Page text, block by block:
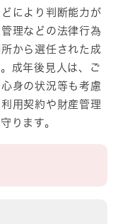
により判断能力が
理などの法律行為
から選任された成
成年後見人は、ご
身の状況等も考慮
用契約や財産管理
ります。